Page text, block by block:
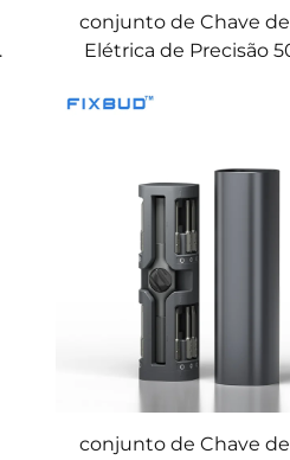
conjunto de Chave
Elétrica de Precisão
conjunto de Chave